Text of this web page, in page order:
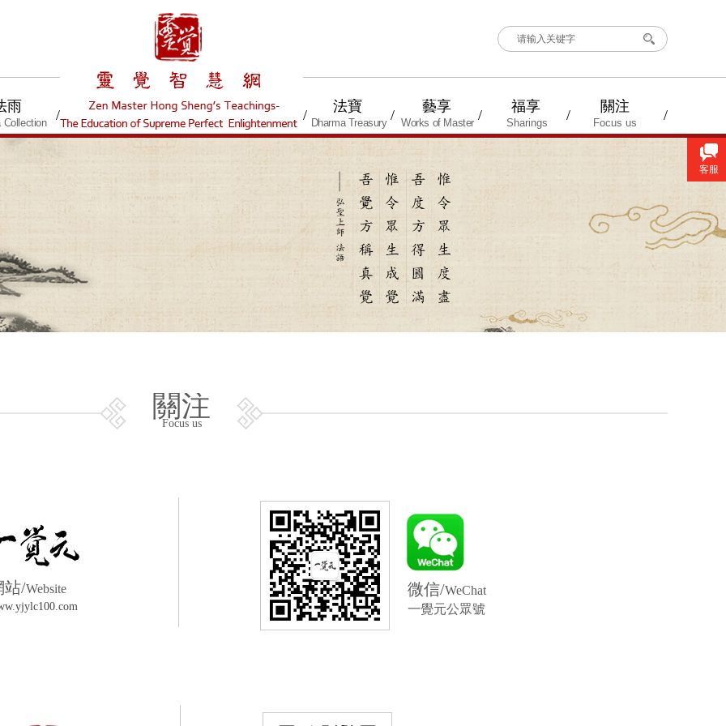
搜索
雨
/ / /
/
/
/
法寶 藝享 福享 關注
Sharings Focus us
Works of Master
Dharma Treasury
Collection
關注
Focus us
站/Website 微信/WeChat
一覺元公眾號
客服